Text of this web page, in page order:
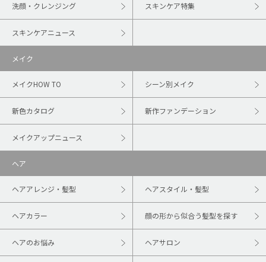
洗顔・クレンジング スキンケア特集
スキンケアニュース
メイク
メイクHOW TO シーン別メイク
新色カタログ 新作ファンデーション
メイクアップニュース
ヘア
ヘアアレンジ・髪型 ヘアスタイル・髪型
ヘアカラー 顔の形から似合う髪型を探す
ヘアのお悩み ヘアサロン